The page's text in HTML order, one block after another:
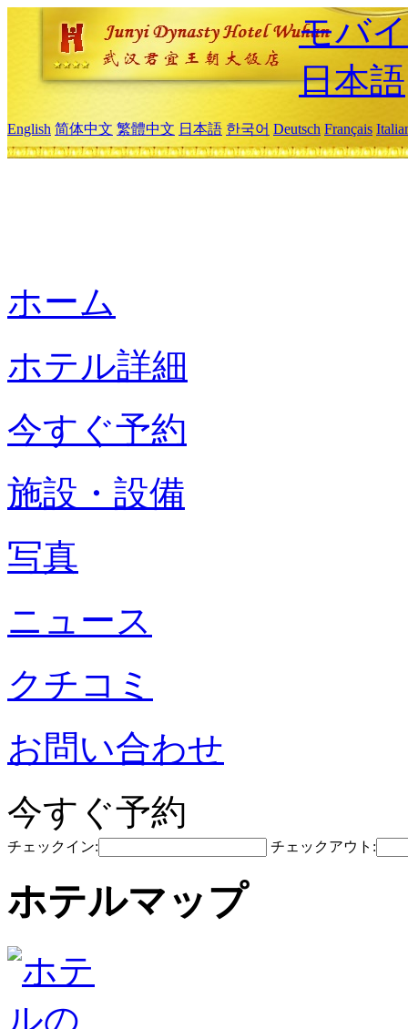
モバ
日本語
English 简体中文 繁體中文 日本語 한국어 Deutsch Français
ホーム
ホテル詳細
今すぐ予約
施設・設備
写真
ニュース
クチコミ
お問い合わせ
今すぐ予約
チェックイン: チェックアウト:
ホテルマップ